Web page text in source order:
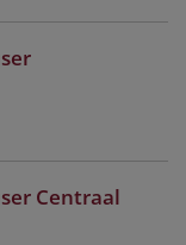
Centraal